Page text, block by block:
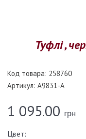
Туфлі ,
Код товара: 258760
Артикул: A9831-A
1 095.00 грн
Цвет: